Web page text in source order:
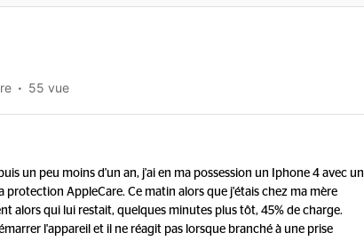
55 vue
un peu moins d'un an, j'ai en ma possession un Iphone 4 avec un
protection AppleCare. Ce matin alors que j'étais chez ma mère
alors qui lui restait, quelques minutes plus tôt, 45% de charge.
l'appareil et il ne réagit pas lorsque branché à une prise